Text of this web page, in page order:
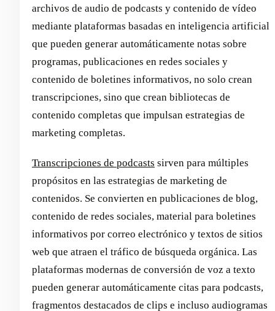
archivos de audio de podcasts y contenido de vídeo
mediante plataformas basadas en inteligencia artificial
que pueden generar automáticamente notas sobre
programas, publicaciones en redes sociales y
contenido de boletines informativos, no solo crean
transcripciones, sino que crean bibliotecas de
contenido completas que impulsan estrategias de
marketing completas.
Transcripciones de podcasts sirven para múltiples
propósitos en las estrategias de marketing de
contenidos. Se convierten en publicaciones de blog,
contenido de redes sociales, material para boletines
informativos por correo electrónico y textos de sitios
web que atraen el tráfico de búsqueda orgánica. Las
plataformas modernas de conversión de voz a texto
pueden generar automáticamente citas para podcasts,
fragmentos destacados de clips e incluso audiogramas